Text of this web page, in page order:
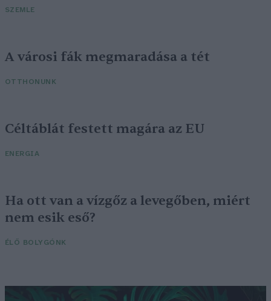
SZEMLE
A városi fák megmaradása a tét
OTTHONUNK
Céltáblát festett magára az EU
ENERGIA
Ha ott van a vízgőz a levegőben, miért
nem esik eső?
ÉLŐ BOLYGÓNK